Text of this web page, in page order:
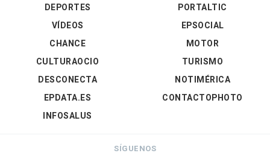
DEPORTES
VÍDEOS
PORTALTIC
EPSOCIAL
CHANCE
CULTURAOCIO
DESCONECTA
EPDATA.ES
INFOSALUS
MOTOR
TURISMO
NOTIMÉRICA
CONTACTOPHOTO
SÍGUENOS